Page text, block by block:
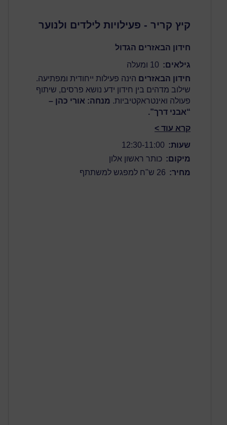
קיץ קריר - פעילויות לילדים ולנוער
חידון הבאזרים הגדול
גילאים: 10 ומעלה
חידון הבאזרים הינה פעילות ייחודית ומפתיעה.
שילוב מדהים בין חידון ידע נושא פרסים, שיתוף
פעולה ואינטראקטיביות. מנחה: אורי כהן –
“אבני דרך”.
קרא עוד >
שעות: 12:30-11:00
מיקום: כותר ראשון אלון
מחיר: 26 ש"ח למפגש למשתתף